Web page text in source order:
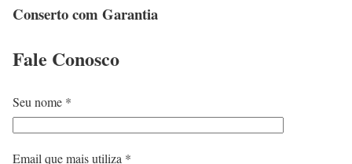
Conserto com Garantia
Fale Conosco
Seu nome *
Email que mais utiliza *